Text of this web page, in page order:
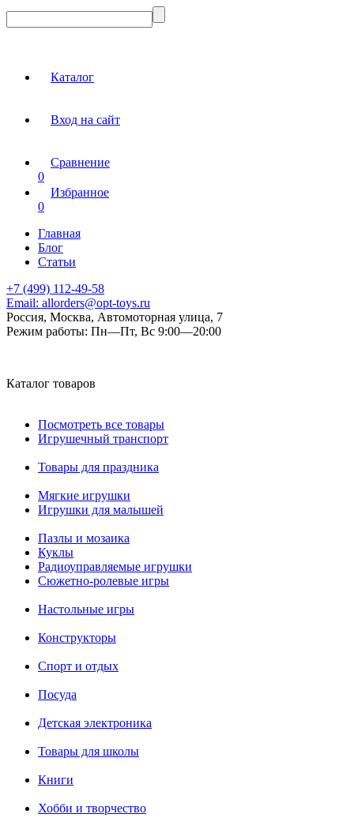
Каталог
Вход на сайт
Сравнение
0
Избранное
0
Главная
Блог
Статьи
+7 (499) 112-49-58
Email: allorders@opt-toys.ru
Россия, Москва, Автомоторная улица, 7
Режим работы: Пн—Пт, Вс 9:00—20:00
Каталог товаров
Посмотреть все товары
Игрушечный транспорт
Товары для праздника
Мягкие игрушки
Игрушки для малышей
Пазлы и мозаика
Куклы
Радиоуправляемые игрушки
Сюжетно-ролевые игры
Настольные игры
Конструкторы
Спорт и отдых
Посуда
Детская электроника
Товары для школы
Книги
Хобби и творчество